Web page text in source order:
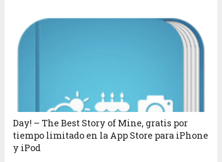
Day! – The Best Story of Mine, gratis por
tiempo limitado en la App Store para iPhone
y iPod